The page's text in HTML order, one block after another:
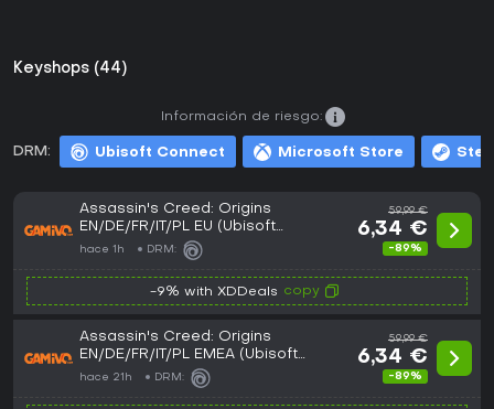
Keyshops (44)
DRM: Ubisoft Connect Microsoft Store
Información de riesgo:
Assassin's Creed: Origins
EN/DE/FR/IT/PL EU (Ubisoft
Connect)
hace 1h DRM:
59,99 €
6,34 €
-89%
-9% with XDDeals copy
Assassin's Creed: Origins
EN/DE/FR/IT/PL EMEA (Ubisoft
Connect)
hace 21h DRM:
59,99 €
6,34 €
-89%